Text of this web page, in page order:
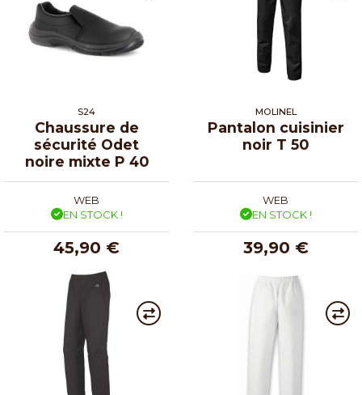
S24
Chaussure de
sécurité Odet
noire mixte P 40
WEB
EN STOCK !
45,90 €
MOLINEL
Pantalon cuisinier
noir T 50
WEB
EN STOCK !
39,90 €